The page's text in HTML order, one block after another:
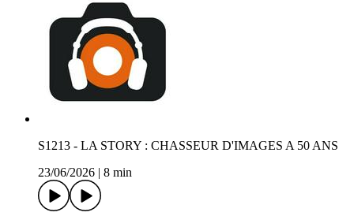
S1213 - LA STORY : CHASSEUR D'IMAGES A 50 ANS
23/06/2026
8 min